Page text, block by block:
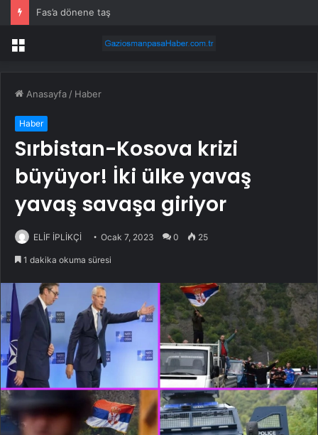
Fas’a dönene taş
Menü
Anasayfa / Haber
Haber
Sırbistan-Kosova krizi
büyüyor! İki ülke yavaş
yavaş savaşa giriyor
ELİF İPLİKÇİ Ocak 7, 2023 0 25
1 dakika okuma süresi